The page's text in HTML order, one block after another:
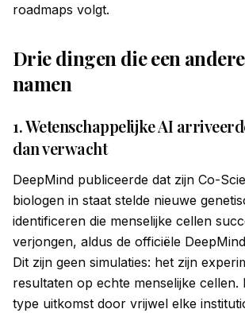
roadmaps volgt.
Drie dingen die een
namen
1. Wetenschappelijke AI
dan verwacht
DeepMind publiceerde dat zijn Co-
biologen in staat stelde nieuwe
identificeren die menselijke cellen
verjongen, aldus de officiële
Dit zijn geen simulaties: het zijn
resultaten op echte menselijke cellen.
type uitkomst door vrijwel elke